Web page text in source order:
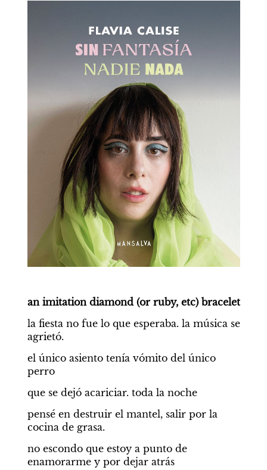
an imitation diamond (or ruby, etc) bracelet
la fiesta no fue lo que esperaba. la música se
agrietó.
el único asiento tenía vómito del único
perro
que se dejó acariciar. toda la noche
pensé en destruir el mantel, salir por la
cocina de grasa.
no escondo que estoy a punto de
enamorarme y por dejar atrás